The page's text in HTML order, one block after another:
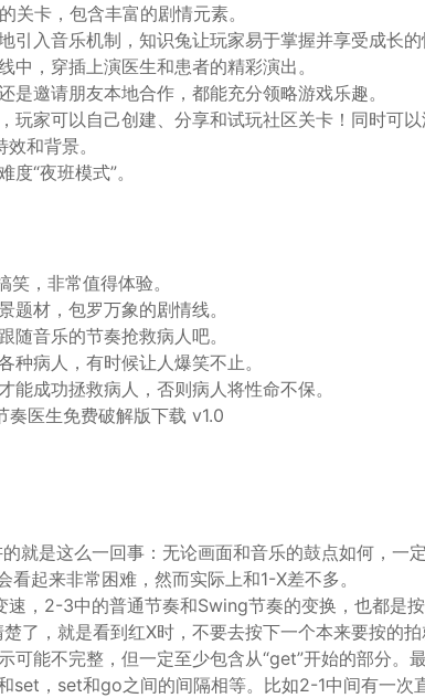
关卡，包含丰富的剧情元素。
引入音乐机制，知识兔让玩家易于掌握并享受成长的
中，穿插上演医生和患者的精彩演出。
是邀请朋友本地合作，都能充分领略游戏乐趣。
玩家可以自己创建、分享和试玩社区关卡！同时可
和背景。
“夜班模式”。
笑，非常值得体验。
题材，包罗万象的剧情线。
随音乐的节奏抢救病人吧。
种病人，有时候让人爆笑不止。
能成功拯救病人，否则病人将性命不保。
就是这么一回事：无论画面和音乐的鼓点如何，一
看起来非常困难，然而实际上和1-X差不多。
，2-3中的普通节奏和Swing节奏的变换，也都是
了，就是看到红X时，不要去按下一个本来要按的拍
可能不完整，但一定至少包含从“get”开始的部分。
set，set和go之间的间隔相等。比如2-1中间有一